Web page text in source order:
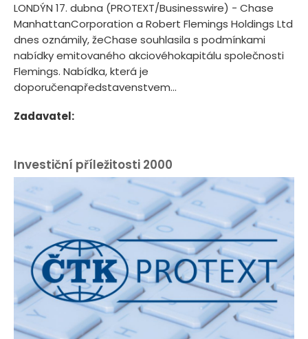
LONDÝN 17. dubna (PROTEXT/Businesswire) - Chase
ManhattanCorporation a Robert Flemings Holdings Ltd
dnes oznámily, žeChase souhlasila s podmínkami
nabídky emitovaného akciovéhokapitálu společnosti
Flemings. Nabídka, která je
doporučenapředstavenstvem...
Zadavatel:
Investiční příležitosti 2000